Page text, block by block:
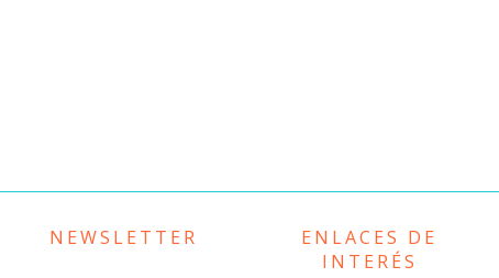
NEWSLETTER
ENLACES DE
INTERÉS